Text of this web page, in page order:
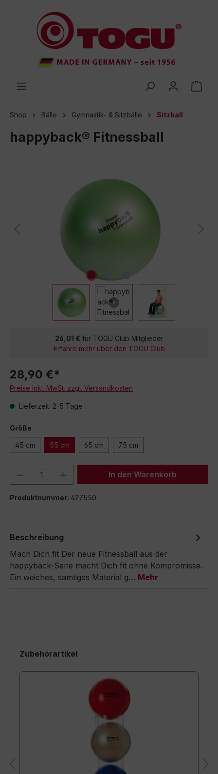
springen
Shop Bälle Gymnastik- & Sitzbälle Sitzball
happyback® Fitnessball
26,01 € für TOGU Club Mitglieder
Erfahre mehr über den TOGU Club
28,90 €*
Preise inkl. MwSt. zzgl. Versandkosten
Lieferzeit: 2-5 Tage
Größe
45 cm 55 cm 65 cm 75 cm
Produkt Anzahl: Gib denIn den Warenkorb
Produktnummer: 427550
Beschreibung
Mach Dich fit Der neue Fitnessball aus der
happyback-Serie macht Dich fit ohne Kompromisse.
Ein weiches, samtiges Material g… Mehr
Zubehörartikel